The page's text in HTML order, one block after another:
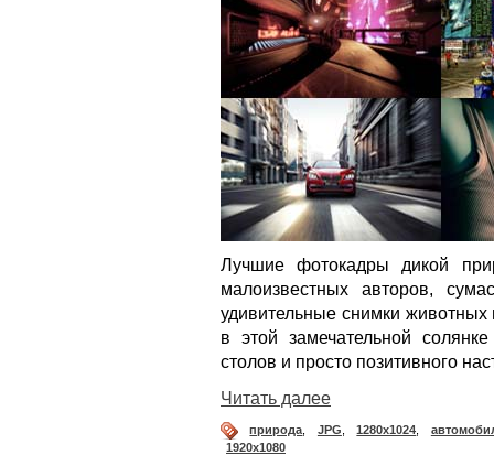
Лучшие фотокадры дикой
малоизвестных авторов,
удивительные снимки
в этой замечательной
столов и просто позитивного
Читать далее
природа JPG 1280x1024
1920x1080